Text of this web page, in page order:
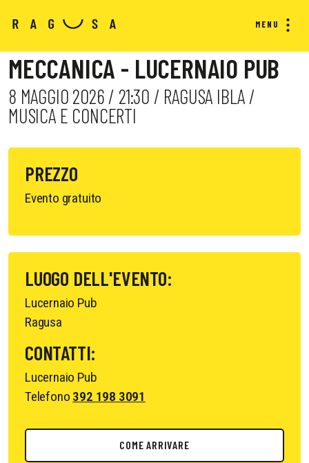
MENU
MECCANICA - LUCERNAIO PUB
8 MAGGIO 2026 / 21:30 / RAGUSA IBLA /
MUSICA E CONCERTI
PREZZO
Evento gratuito
LUOGO DELL'EVENTO:
Lucernaio Pub
Ragusa
CONTATTI:
Lucernaio Pub
Telefono 392 198 3091
COME ARRIVARE